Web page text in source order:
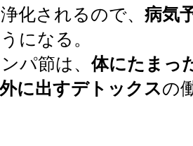
化されるので、 病気
になる。
パ節は、体にたまっ
に出すデトックスの